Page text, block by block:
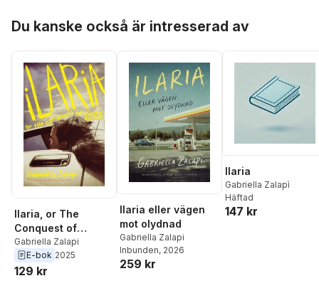
Du kanske också är intresserad av
Ilaria, or The
Conquest of
Disobedience
Gabriella Zalapi
E-bok 2025
129 kr
Ilaria eller vägen
mot olydnad
Gabriella Zalapi
Inbunden, 2026
259 kr
Ilaria
Gabriella Zalapì
Häftad
147 kr